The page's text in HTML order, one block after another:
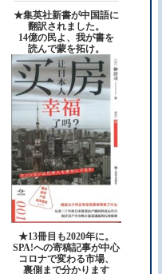
★集英社新書が中国語に
翻訳されました。
14億の民よ、我が書を
読んで蒙を拓け。
★13冊目も2020年に。
SPA!への寄稿記事が中心
コロナで変わる市場、
裏側まで分かります